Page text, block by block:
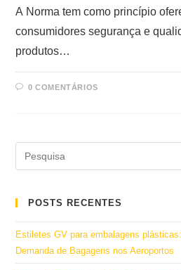
A Norma tem como princípio
consumidores segurança e
produtos…
0 COMENTÁRIOS
POSTS RECENTES
Estiletes GV para embalagens
Demanda de Bagagens nos Aeroportos